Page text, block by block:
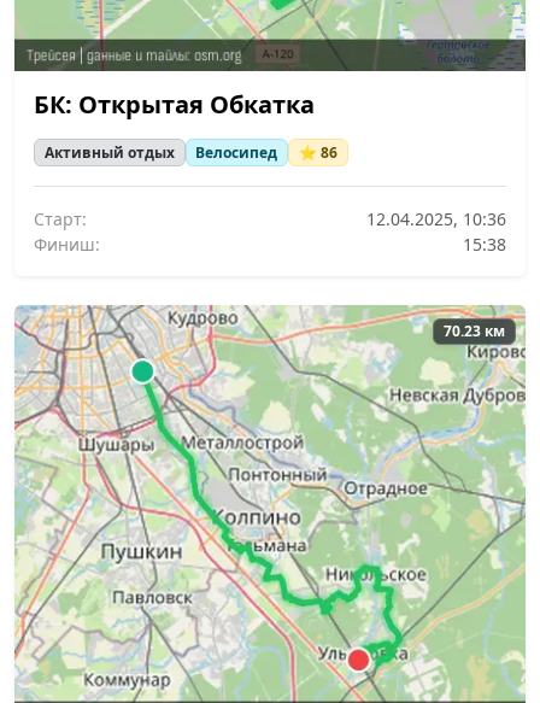
БК: Открытая Обкатка
Активный отдых Велосипед ⭐ 86
Старт:
12.04.2025, 10:36
Финиш:
15:38
70.23 км